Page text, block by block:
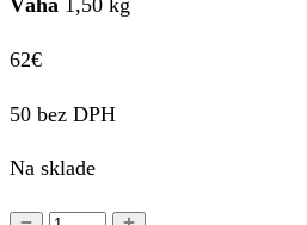
Váha 1,50 kg
62€
50 bez DPH
Na sklade